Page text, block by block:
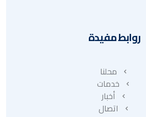
روابط مفيدة
محلنا
خدمات
أخبار
اتصال